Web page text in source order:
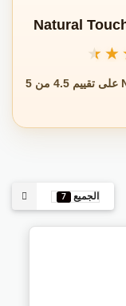
حصل متجر ناتشورال تاتش - Natural Touch على تقييم 4.5 من 5
الجميع 7